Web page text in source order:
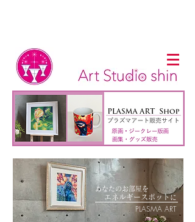
あなたのお部屋を
エネルギー スポットに
PLASMA ART